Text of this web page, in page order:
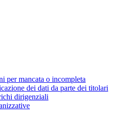
per mancata o incompleta
dei dati da parte dei titolari
dirigenziali